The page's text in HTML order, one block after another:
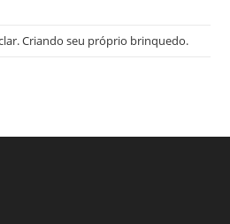
Criando seu próprio brinquedo.